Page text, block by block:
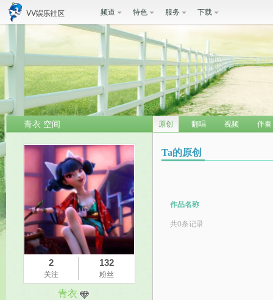
频道 特色 服务 下载
青衣 空间 原创 翻唱 视频 伴奏
2
关注
132
粉丝
青衣
Ta的原创
作品名称
共0条记录